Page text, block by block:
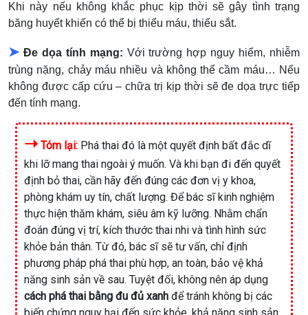
Khi này nếu không khắc phục kịp thời sẽ gây tình trạng
băng huyết khiến có thể bị thiếu máu, thiếu sắt.
➤ Đe dọa tính mạng: Với trường hợp nguy hiểm, nhiễm
trùng nặng, chảy máu nhiều và không thể cầm máu… Nếu
không được cấp cứu – chữa trị kịp thời sẽ đe dọa trực tiếp
đến tính mạng.
➝ Tóm lại: Phá thai đó là một quyết định bất đắc dĩ
khi lỡ mang thai ngoài ý muốn. Và khi bạn đi đến quyết
định bỏ thai, cần hãy đến đúng các đơn vị y khoa,
phòng khám uy tín, chất lượng. Để bác sĩ kinh nghiệm
thực hiện thăm khám, siêu âm kỹ lưỡng. Nhằm chẩn
đoán đúng vị trí, kích thước thai nhi và tình hình sức
khỏe bản thân. Từ đó, bác sĩ sẽ tư vấn, chỉ định
phương pháp phá thai phù hợp, an toàn, bảo vệ khả
năng sinh sản về sau. Tuyệt đối, không nên áp dụng
cách phá thai bằng đu đủ xanh để tránh không bị các